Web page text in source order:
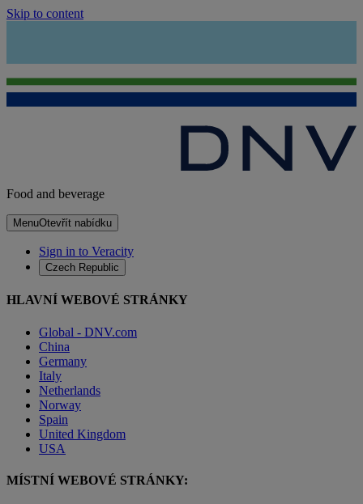
Skip to content
Food and beverage
MenuOtevřít nabídku
Sign in to Veracity
Czech Republic
HLAVNÍ WEBOVÉ STRÁNKY
Global - DNV.com
China
Germany
Italy
Netherlands
Norway
Spain
United Kingdom
USA
MÍSTNÍ WEBOVÉ STRÁNKY: